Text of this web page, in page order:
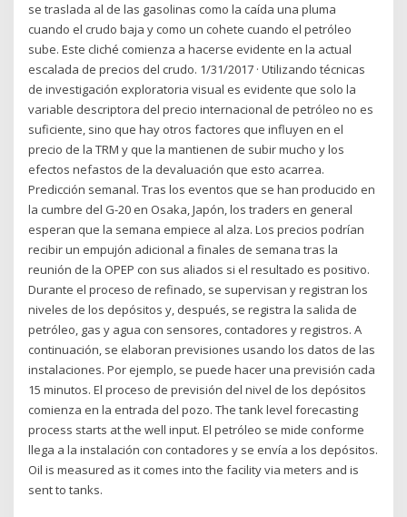
se traslada al de las gasolinas como la caída una pluma
cuando el crudo baja y como un cohete cuando el petróleo
sube. Este cliché comienza a hacerse evidente en la actual
escalada de precios del crudo. 1/31/2017 · Utilizando técnicas
de investigación exploratoria visual es evidente que solo la
variable descriptora del precio internacional de petróleo no es
suficiente, sino que hay otros factores que influyen en el
precio de la TRM y que la mantienen de subir mucho y los
efectos nefastos de la devaluación que esto acarrea.
Predicción semanal. Tras los eventos que se han producido en
la cumbre del G-20 en Osaka, Japón, los traders en general
esperan que la semana empiece al alza. Los precios podrían
recibir un empujón adicional a finales de semana tras la
reunión de la OPEP con sus aliados si el resultado es positivo.
Durante el proceso de refinado, se supervisan y registran los
niveles de los depósitos y, después, se registra la salida de
petróleo, gas y agua con sensores, contadores y registros. A
continuación, se elaboran previsiones usando los datos de las
instalaciones. Por ejemplo, se puede hacer una previsión cada
15 minutos. El proceso de previsión del nivel de los depósitos
comienza en la entrada del pozo. The tank level forecasting
process starts at the well input. El petróleo se mide conforme
llega a la instalación con contadores y se envía a los depósitos.
Oil is measured as it comes into the facility via meters and is
sent to tanks.